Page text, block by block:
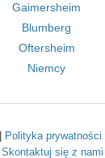
Gaimersheim
Blumberg
Oftersheim
Niemcy
Polityka prywatności
Skontaktuj się z nami